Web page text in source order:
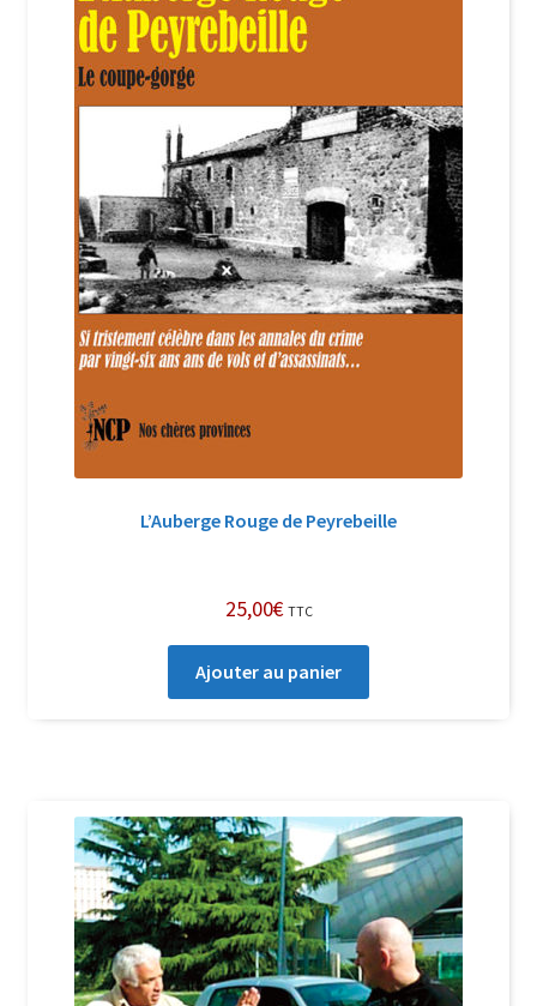
Login Customizer
Newsletter
Politique de confidentialité et cookies
Qui sommes-nous ?
Soutien à Philippe Randa
Suivi de la Commande
L’Auberge Rouge de Peyrebeille
25,00€ TTC
Ajouter au panier